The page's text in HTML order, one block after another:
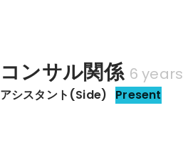
コンサル関係 6 years
アシスタント(Side) Present